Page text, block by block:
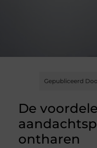
Gepubliceerd
De
ontharen